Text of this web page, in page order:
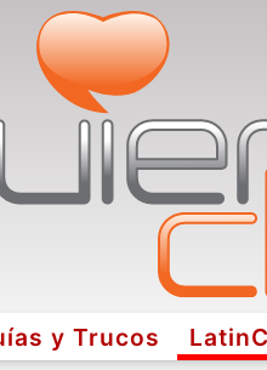
y Trucos